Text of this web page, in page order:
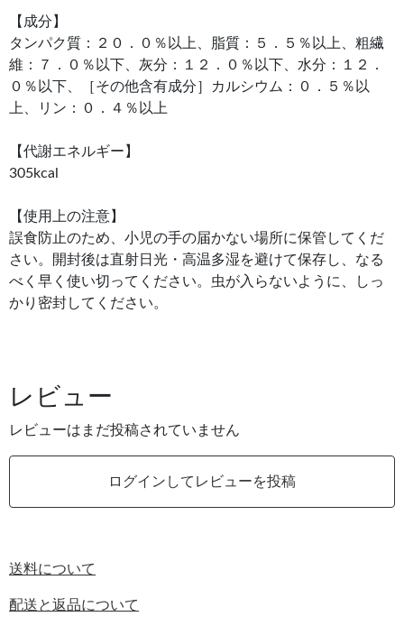
【成分】
タンパク質：２０．０％以上、脂質：５．５％以上、粗繊
維：７．０％以下、灰分：１２．０％以下、水分：１２．
０％以下、［その他含有成分］カルシウム：０．５％以
上、リン：０．４％以上
【代謝エネルギー】
305kcal
【使用上の注意】
誤食防止のため、小児の手の届かない場所に保管してくだ
さい。開封後は直射日光・高温多湿を避けて保存し、なる
べく早く使い切ってください。虫が入らないように、しっ
かり密封してください。
レビュー
レビューはまだ投稿されていません
ログインしてレビューを投稿
送料について
配送と返品について